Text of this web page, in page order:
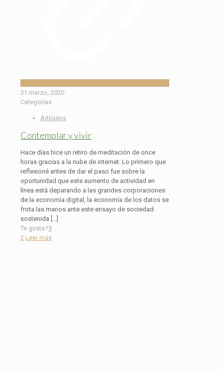
31 marzo, 2020
Categorías
Artículos
Contemplar y vivir
Hace días hice un retiro de meditación de once
horas gracias a la nube de internet. Lo primero que
reflexioné antes de dar el paso fue sobre la
oportunidad que este aumento de actividad en
línea está deparando a las grandes corporaciones
de la economía digital, la economía de los datos se
frota las manos ante este ensayo de sociedad
sostenida […]
Te gusta?5
2 Leer más